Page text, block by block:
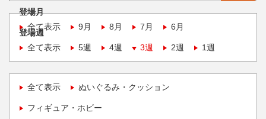
登場月
全て表示
9月 8月 7月 6月
登場週
全て表示
5週 4週 3週 2週 1週
全て表示 ぬいぐるみ・クッション
フィギュア・ホビー